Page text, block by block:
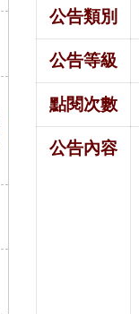
公告類別
公告等級
點閱次數
公告內容